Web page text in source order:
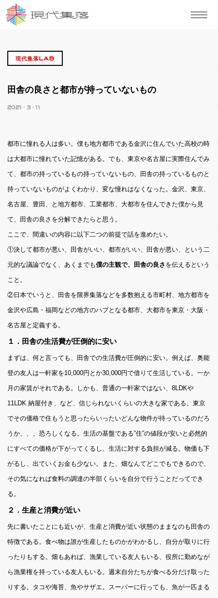
現代集落LAB
田舎の良さと都市が持っていないもの
2021 - 3 - 11
都市に憧れる人は多い。僕も地方都市である金沢に住んでいた高校の時
は大都市に憧れていた記憶がある。でも、東京や名古屋に実際住んでみ
て、都市の持っているもの持っていないもの、田舎の持っているものと
持っていないものがよくわかり、変な憧れはなくなった。金沢、東京、
名古屋、豊田、と地方都市、工業都市、大都市を住んできた僕から見
て、田舎の良さを分解できたらと思う。
ここで、間違いの内容に以下二つの前提で話を進めたい。
①決して都市が悪い、田舎がいい、都市がいい、田舎が悪い、という二
元的な議論でなく、あくまでも僕の主観で、田舎の良さ を伝えるという
こと。
②日本でいうと、田舎を限界集落などを多数抱える市町村、地方都市を
金沢や広島・福岡などの地方のハブとなる都市、大都市を東京・大阪・
名古屋と定義する。
１．田舎の生活費が圧倒的に安い
まずは、何と言っても、田舎での生活費が圧倒的に安い。例えば、奥能
登の友人は一軒家を10,000円とか30,000円で借りて生活している。一か
月の家賃がそれである。しかも、普通の一軒家ではない、8LDKや
11LDK 納屋付き、など、信じられないくらいの大きな家である。東京
でその価格で住もうと思ったらいったいどんな物件が待っているのだろ
うか、、、恐ろしくなる。生活の基盤である”住”の値段が安いと必然的
にすべての価格が下がってくるし、生活に対する負担が減る。物価も下
がるし、出ていくお金も少ない。また、畑なんてどこでもできるので、
その気になれば食料の調達の半部くらいを自分で行うことだってでき
る。
２．生産と消費が近い
先に書いたことにも近いが、生産と消費が近い状態のままなのも田舎の
特徴である。食べ物は誰が生産したものかがわかるし、自分が取りに行
ったりもする。畑もあれば、漁業している友人もいる、役所に勤めなが
ら漁業権を持っている友人もいる。週末自分たちが食べる分だけ取った
りする。タコや海苔、魚やサザエ。スーパーに行っても、魚が一匹まる